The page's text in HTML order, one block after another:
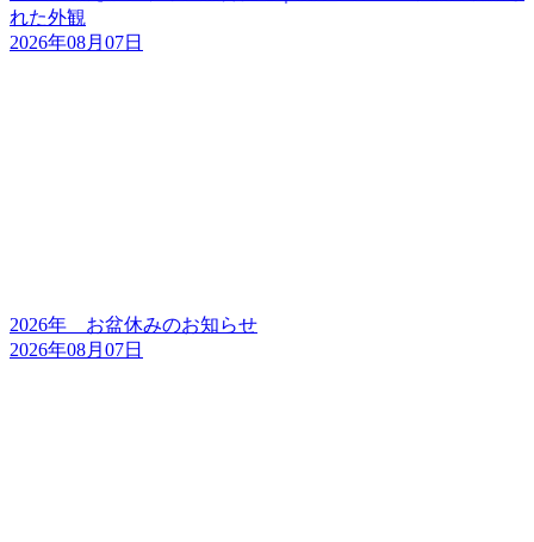
れた外観
2026年08月07日
2026年 お盆休みのお知らせ
2026年08月07日